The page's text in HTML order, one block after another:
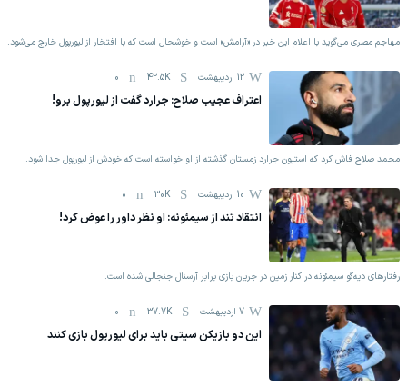
مهاجم مصری می‌گوید با اعلام این خبر در «آرامش» است و خوشحال است که با افتخار از لیورپول خارج می‌شود.
12 اردیبهشت 42.5K
0
اعتراف عجیب صلاح: جرارد گفت از لیورپول برو!
محمد صلاح فاش کرد که استیون جرارد زمستان گذشته از او خواسته است که خودش از لیورپول جدا شود.
10 اردیبهشت 30K
0
انتقاد تند از سیمئونه: او نظر داور را عوض کرد!
رفتارهای دیه‌گو سیمئونه در کنار زمین در جریان بازی برابر آرسنال جنجالی شده است.
7 اردیبهشت 37.7K
0
این دو بازیکن سیتی باید برای لیورپول بازی کنند